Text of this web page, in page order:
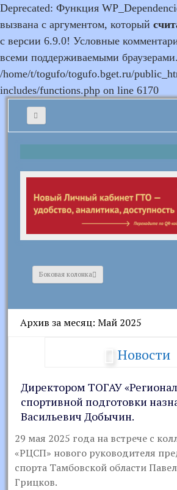
Deprecated: Функция
вызвана с аргументом, который
с версии 6.9.0! Условные
всеми поддерживаемыми
/home/t/togufo/togufo.bget.ru/
includes/functions.php on line 6170
Боковая колонка
Архив за месяц: Май 2025
Новости
Директором ТОГАУ
спортивной подготовки
Васильевич Добычин.
29 мая 2025 года на встрече с
«РЦСП» нового руководителя
спорта Тамбовской области
Грицков.